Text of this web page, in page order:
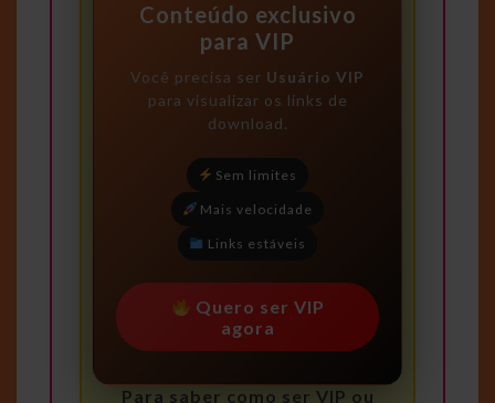
Conteúdo exclusivo
para VIP
Você precisa ser Usuário VIP
para visualizar os links de
download.
Sem limites
Mais velocidade
Links estáveis
Quero ser VIP
agora
Para saber como ser VIP ou